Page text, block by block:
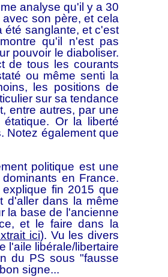
analyse qu'il y a 30
son père, et cela
été sanglante, et c'est
qu'il n'est pas
pouvoir le diaboliser.
de tous les courants
ou même senti la
les positions de
sur sa tendance
entre autres, par une
Or la liberté
Notez également que
politique est une
en France.
fin 2015 que
d'aller dans la même
la base de l'ancienne
et le faire dans la
ici). Vu les divers
l'aile libérale/libertaire
du PS sous "fausse
signe...